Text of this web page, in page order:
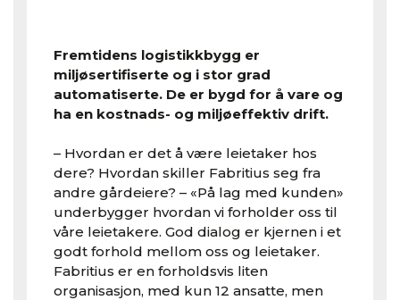
Fremtidens logistikkbygg er
miljøsertifiserte og i stor grad
automatiserte. De er bygd for å vare og
ha en kostnads- og miljøeffektiv drift.
– Hvordan er det å være leietaker hos
dere? Hvordan skiller Fabritius seg fra
andre gårdeiere? – «På lag med kunden»
underbygger hvordan vi forholder oss til
våre leietakere. God dialog er kjernen i et
godt forhold mellom oss og leietaker.
Fabritius er en forholdsvis liten
organisasjon, med kun 12 ansatte, men